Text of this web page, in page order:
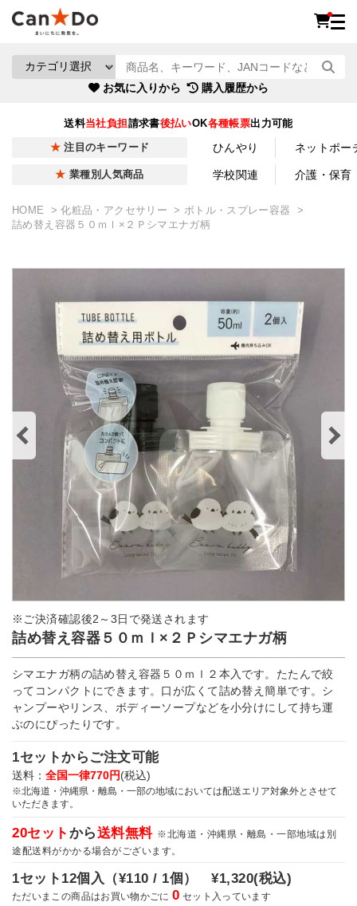
お気に入りから 購入履歴から
送料当社負担請求書後払いOK各種帳票出力可能
注目のキーワード ひんやり ネットポー
業種別人気商品 学校関連 介護・保育
HOME 化粧品・アクセサリー
ボトル・スプレー容器
詰め替え容器５０ｍｌ×２Ｐシマエナガ柄
※ご決済確認後2～3日で発送されます
詰め替え容器５０ｍｌ×２Ｐシマエナガ柄
シマエナガ柄の詰め替え容器５０ｍｌ２本入です。たたんで絞
ってコンパクトにできます。口が広くて詰め替え簡単です。シ
ャンプーやリンス、ボディーソープなどを小分けにして持ち運
ぶのにぴったりです。
1セットからご注文可能
送料： 全国一律770円(税込)
※北海道・沖縄県・離島・一部の地域においては配送エリア対象外とさせて
いただきます。
20セット から送料無料 ※北海道・沖縄県・離島・一部地域は別
途配送料がかかる場合がございます。
1セット12個入（¥110 / 1個）¥1,320(税込)
ただいまこの商品はお買い物かごに0 セット入っています